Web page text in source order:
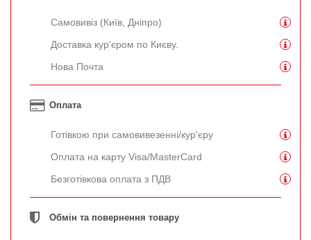
Самовивіз (Київ, Дніпро)
Доставка кур'єром по Києву.
Нова Почта
Оплата
Готівкою при самовивезенні/кур'єру
Оплата на карту Visa/MasterCard
Безготівкова оплата з ПДВ
Обмін та повернення товару